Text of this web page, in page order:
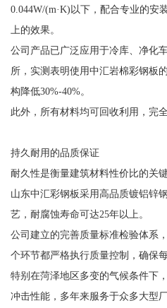
0.044W/(m·K)以下，配合专业的安
上的效果。
公司产品已广泛应用于冷库、净化
所，实测表明使用中汇岩棉彩钢板
构降低30%-40%。
此外，所有材料均可回收利用，完
持久耐用的品质保证
耐久性是衡量建筑材料性价比的关键
山东中汇彩钢板采用高品质镀铝锌
艺，耐腐蚀寿命可达25年以上。
公司建立的完善质量标准检验体系
个环节都严格执行质量控制，确保
特别在菏泽地区多变的气候条件下
冲击性能，多年来服务于众多大型